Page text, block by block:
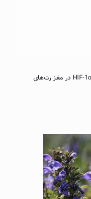
اثر تمرین هوازی و تزریق آدنوزین بر بیان ژن HIF-1α در مغز رت‌های